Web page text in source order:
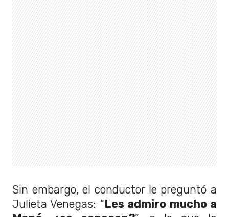
Sin embargo, el conductor le preguntó a
Julieta Venegas: “ Les admiro mucho a